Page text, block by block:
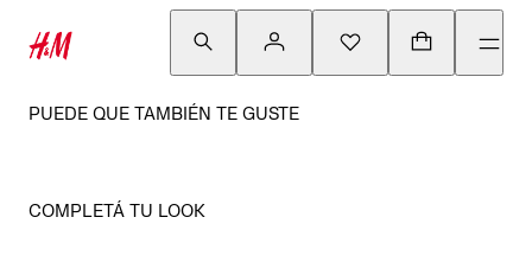
PUEDE QUE TAMBIÉN TE GUSTE
COMPLETÁ TU LOOK